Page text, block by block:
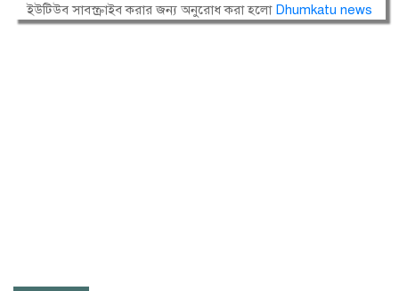
ইউটিউব সাবস্ক্রাইব করার জন্য অনুরোধ করা হলো Dhumkatu news